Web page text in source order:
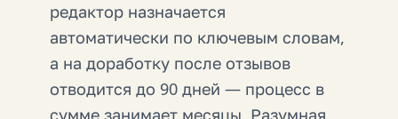
редактор назначается
автоматически по ключевым словам,
а на доработку после отзывов
отводится до 90 дней — процесс в